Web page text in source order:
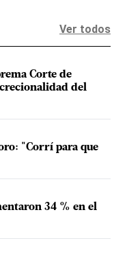
Ver todos
Corte de
del
"Corrí para que
34 % en el